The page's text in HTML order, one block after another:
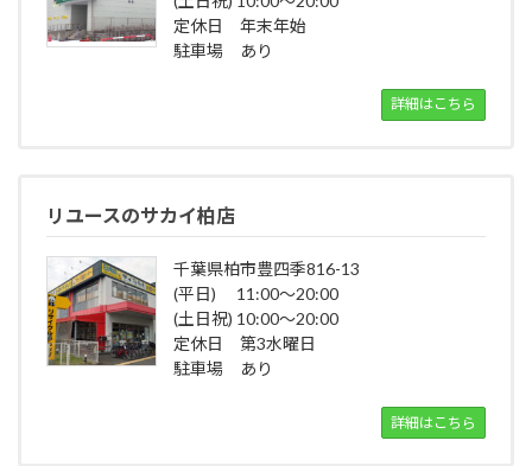
定休日 年末年始
駐車場 あり
詳細はこちら
リユースのサカイ柏店
千葉県柏市豊四季816-13
(平日) 11:00～20:00
(土日祝) 10:00～20:00
定休日 第3水曜日
駐車場 あり
詳細はこちら